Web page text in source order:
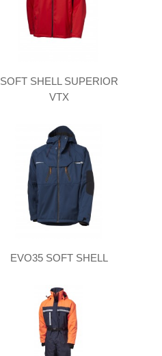
SOFT SHELL SUPERIOR
VTX
EVO35 SOFT SHELL